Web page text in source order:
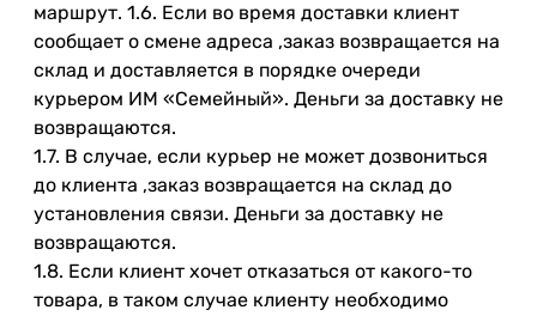
маршрут. 1.6. Если во время доставки клиент
сообщает о смене адреса ,заказ возвращается на
склад и доставляется в порядке очереди
курьером ИМ «Семейный». Деньги за доставку не
возвращаются.
1.7. В случае, если курьер не может дозвониться
до клиента ,заказ возвращается на склад до
установления связи. Деньги за доставку не
возвращаются.
1.8. Если клиент хочет отказаться от какого-то
товара, в таком случае клиенту необходимо